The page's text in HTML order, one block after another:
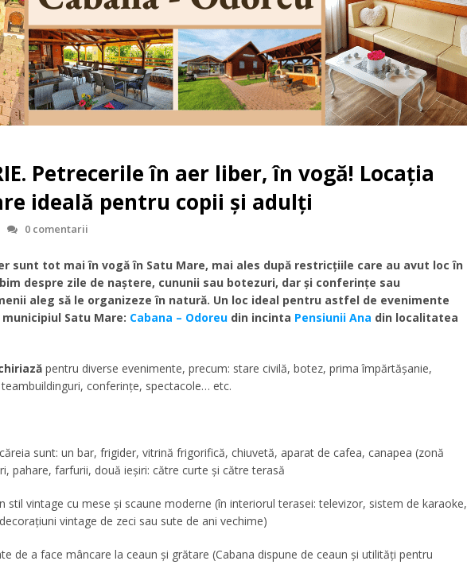
Petrecerile în aer liber, în vogă! Locația
ideală pentru copii și adulți
0 comentarii
sunt tot mai în vogă în Satu Mare, mai ales după restricțiile care au avut loc în
despre zile de naștere, cununii sau botezuri, dar și conferințe sau
aleg să le organizeze în natură. Un loc ideal pentru astfel de evenimente
Satu Mare: Cabana – Odoreu din incinta Pensiunii Ana din localitatea
pentru diverse evenimente, precum: stare civilă, botez, prima împărtășanie,
conferințe, spectacole… etc.
sunt: un bar, frigider, vitrină frigorifică, chiuvetă, aparat de cafea, canapea (zonă
pahare, farfurii, două ieșiri: către curte și către terasă
stil vintage cu mese și scaune moderne (în interiorul terasei: televizor, sistem de karaoke,
vintage de zeci sau sute de ani vechime)
de a face mâncare la ceaun și grătare (Cabana dispune de ceaun și utilități pentru